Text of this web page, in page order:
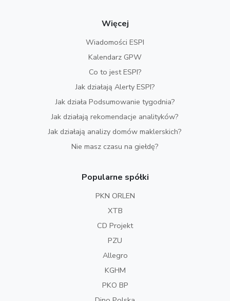
Więcej
Wiadomości ESPI
Kalendarz GPW
Co to jest ESPI?
Jak działają Alerty ESPI?
Jak działa Podsumowanie tygodnia?
Jak działają rekomendacje analityków?
Jak działają analizy domów maklerskich?
Nie masz czasu na giełdę?
Popularne spółki
PKN ORLEN
XTB
CD Projekt
PZU
Allegro
KGHM
PKO BP